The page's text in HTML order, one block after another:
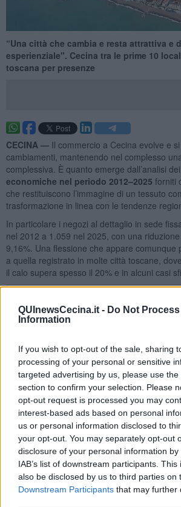
QUInewsCecina.it - Do Not
Information
If you wish to opt-out of the sale, sharing
processing of your personal or sensitive
targeted advertising by us, please use
section to confirm your selection. Please
opt-out request is processed you may
interest-based ads based on personal
us or personal information disclosed to
your opt-out. You may separately opt-out
disclosure of your personal information
IAB’s list of downstream participants.
also be disclosed by us to third parties on
Downstream Participants that may further
“Una città che cambia e resta attrattiva e
esperienziale". Cecina tra le prime 10
toscana per presenze
CECINA — Il commercio a Cecina evolve e
cambiamenti, mantenendo nel complesso
complessiva. È quanto emerge dall’analisi dei
economiche nel periodo 2012–2025 forniti
che restituiscono l’immagine di un tessuto
trasformazione in linea con le tendenze
In particolare i negozi al dettaglio in sede
nel 2012 a 1.059 nel 2025, con una
9,16%. Una flessione che appare comunque
a quella registrato in molte città toscane,
il calo supera spesso il 20% e in alcuni casi
A fronte di questo cresce il settore dei servizi
205 a 275 unità (+25,45%), mentre
aumentano da 103 a 140 attività (+26,43%).
Nel complesso,il numero totale delle
registra un lieve incremento passando da
(+0,68%). Un dato che indica come il tessuto
modificando la propria composizione,
stabilità. In un contesto nazionale
commercio tradizionale, Cecina conferma
capacità di adattamento, mantenendo nel
complessivo.
Un elemento che contribuisce a sostenere il
. Con oltre 760 mila